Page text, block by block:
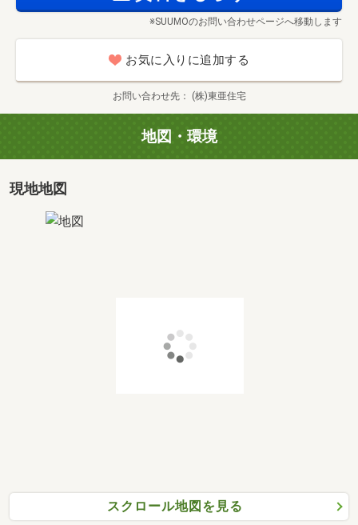
ご紹介、無理のない資金計画のご提案、変動金利・
固定金利の違い、特性など、しっかりとご説明させて頂き
・毎月の返済額はいくらになるの？
・変動金利？固定金利？
・自分はいくら借り入れができるのか？
◆無料相談会の所要時間：約３０分～
○●○こんなお悩みありませんか？○●○
・何から始めて良いのかわからない。
・トータル費用はいくらかかるのか。
○●○お問い合わせについて○●○
物件資料が欲しいという方はオレンジの
「資料請求（無料）」ボタンをクリックしてください。
※SUUMOのお問い合わせページへ移動します
お気に入りに追加する
お問い合わせ先 (株)東亜住宅
地図・環境
現地地図
スクロール地図を見る